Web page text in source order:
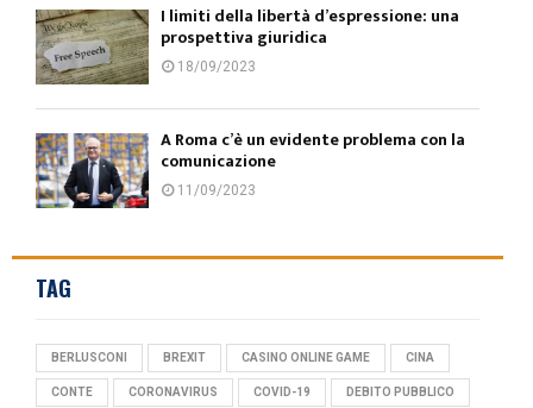
I limiti della libertà d’espressione: una
prospettiva giuridica
18/09/2023
A Roma c’è un evidente problema con la
comunicazione
11/09/2023
TAG
BERLUSCONI BREXIT CASINO ONLINE GAME CINA
CONTE CORONAVIRUS COVID-19 DEBITO PUBBLICO